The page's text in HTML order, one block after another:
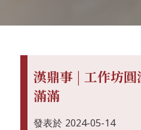
漢鼎事 | 工作坊
滿滿
發表於 2024-05-14